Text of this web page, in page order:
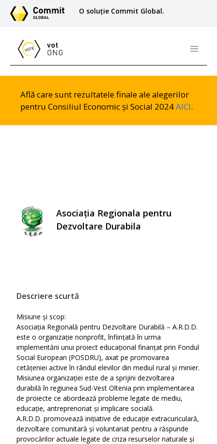
O soluție Commit Global.
Află care sunt rezultatele finale ale alegerilor
pentru Consiliul Economic și Social 2024AICI.
Asociația Regionala pentru
Dezvoltare Durabila
Descriere scurtă
Misiune și scop:
Asociația Regională pentru Dezvoltare Durabilă – A.R.D.D.
este o organizație nonprofit, înființată în urma
implementării unui proiect educațional finanțat prin Fondul
Social European (POSDRU), axat pe promovarea
cetățeniei active în rândul elevilor din mediul rural și minier.
Misiunea organizației este de a sprijini dezvoltarea
durabilă în regiunea Sud-Vest Oltenia prin implementarea
de proiecte ce abordează probleme legate de mediu,
educație, antreprenoriat și implicare socială.
A.R.D.D. promovează inițiative de educație extracuriculară,
dezvoltare comunitară și voluntariat pentru a răspunde
provocărilor actuale legate de criza resurselor naturale și